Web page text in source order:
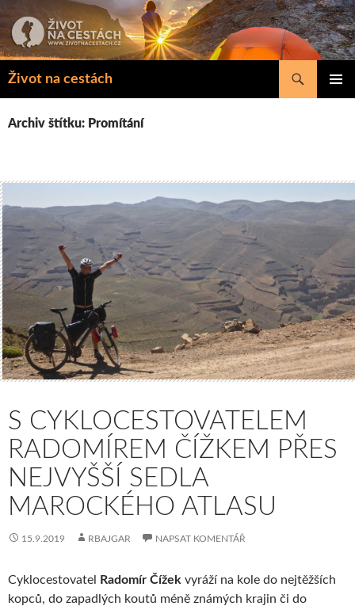
k
obsahu
Život na cestách
Hledat
Archiv štítku: Promítání
S CYKLOCESTOVATELEM
RADOMÍREM ČÍŽKEM PŘES
NEJVYŠŠÍ SEDLA
MAROCKÉHO ATLASU
15.9.2019 RBAJGAR NAPSAT KOMENTÁŘ
Cyklocestovatel Radomír Čížek vyráží na kole do nejtěžších
kopců, do zapadlých koutů méně známých krajin či do